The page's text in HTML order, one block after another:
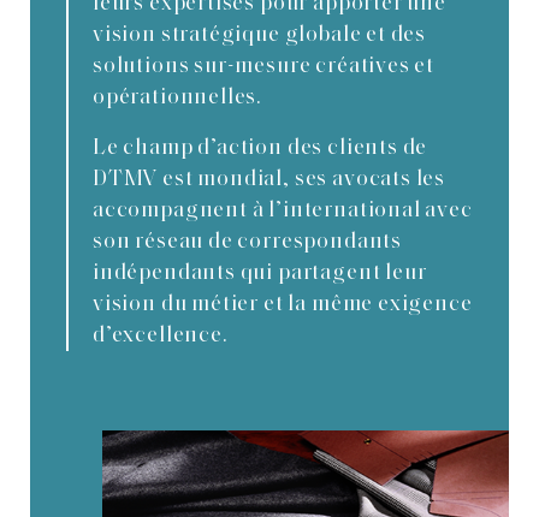
vision stratégique globale et des
solutions sur-mesure créatives et
opérationnelles.
Le champ d’action des clients de
DTMV est mondial, ses avocats les
accompagnent à l’international avec
son réseau de correspondants
indépendants qui partagent leur
vision du métier et la même exigence
d’excellence.